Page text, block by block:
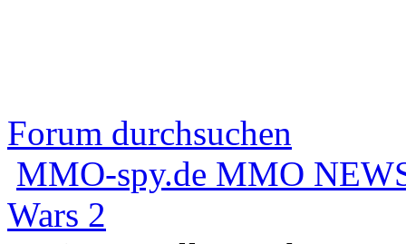
Forum durchsuchen
MMO-spy.de MMO
Wars 2